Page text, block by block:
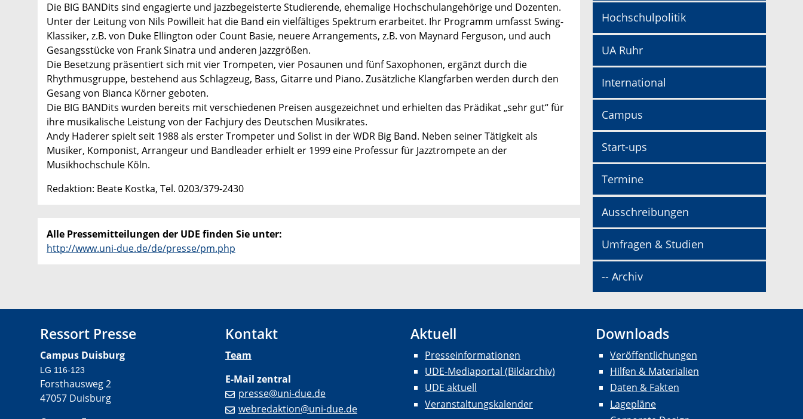
Die BIG BANDits sind engagierte und jazzbegeisterte Studierende, ehemalige Hochschulangehörige und Dozenten.
Unter der Leitung von Nils Powilleit hat die Band ein vielfältiges Spektrum erarbeitet. Ihr Programm umfasst Swing-
Klassiker, z.B. von Duke Ellington oder Count Basie, neuere Arrangements, z.B. von Maynard Ferguson, und auch
Gesangsstücke von Frank Sinatra und anderen Jazzgrößen.
Die Besetzung präsentiert sich mit vier Trompeten, vier Posaunen und fünf Saxophonen, ergänzt durch die
Rhythmusgruppe, bestehend aus Schlagzeug, Bass, Gitarre und Piano. Zusätzliche Klangfarben werden durch den
Gesang von Bianca Körner geboten.
Die BIG BANDits wurden bereits mit verschiedenen Preisen ausgezeichnet und erhielten das Prädikat „sehr gut“ für
ihre musikalische Leistung von der Fachjury des Deutschen Musikrates.
Andy Haderer spielt seit 1988 als erster Trompeter und Solist in der WDR Big Band. Neben seiner Tätigkeit als
Musiker, Komponist, Arrangeur und Bandleader erhielt er 1999 eine Professur für Jazztrompete an der
Musikhochschule Köln.
Redaktion: Beate Kostka, Tel. 0203/379-2430
Alle Pressemitteilungen der UDE finden Sie unter:
http://www.uni-due.de/de/presse/pm.php
Hochschulpolitik
UA Ruhr
International
Campus
Start-ups
Termine
Ausschreibungen
Umfragen & Studien
-- Archiv
Ressort Presse
Campus Duisburg
LG 116-123
Forsthausweg 2
47057 Duisburg
Kontakt
Team
E-Mail zentral
presse@uni-due.de
webredaktion@uni-due.de
Aktuell
Presseinformationen
UDE-Mediaportal (Bildarchiv)
UDE aktuell
Veranstaltungskalender
Downloads
Veröffentlichungen
Hilfen & Materialien
Daten & Fakten
Lagepläne